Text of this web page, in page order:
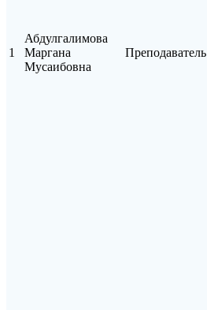
1
Абдулгалимова
Маргана
Мусаибовна
Преподаватель